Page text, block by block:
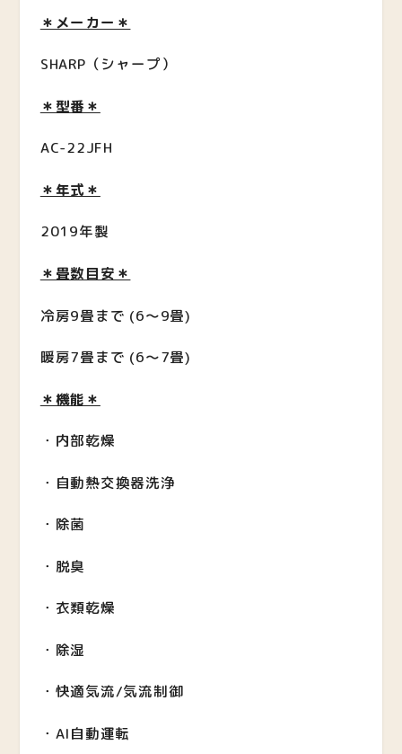
＊メーカー＊
SHARP（シャープ）
＊型番＊
AC-22JFH
＊年式＊
2019年製
＊畳数目安＊
冷房9畳まで (6～9畳)
暖房7畳まで (6～7畳)
＊機能＊
・内部乾燥
・自動熱交換器洗浄
・除菌
・脱臭
・衣類乾燥
・除湿
・快適気流/気流制御
・AI自動運転